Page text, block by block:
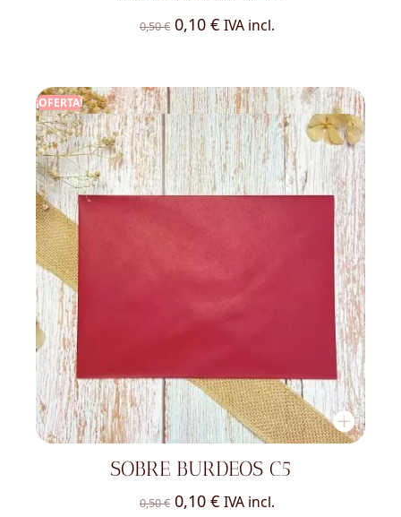
0,50€ El
era:
0,50 €.
0,10 €El
es:
0,10 €.
IVA incl.
¡OFERTA!
SOBRE BURDEOS C5
0,50€ El
0,10 €ElIVA incl.